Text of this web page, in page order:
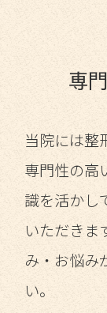
専
当院には整
専門性の高
識を活かし
いただきま
み・お悩み
い。